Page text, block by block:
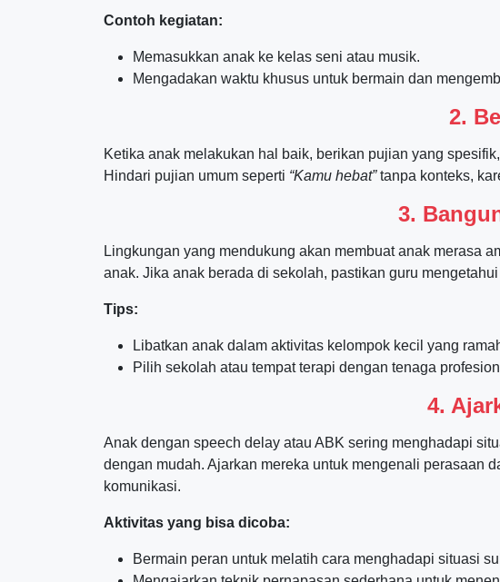
Contoh kegiatan:
Memasukkan anak ke kelas seni atau musik.
Mengadakan waktu khusus untuk bermain dan
2.
Ketika anak melakukan hal baik, berikan pujian yang
Hindari pujian umum seperti “Kamu hebat”tanpa konteks,
3.
Lingkungan yang mendukung akan membuat anak merasa
anak. Jika anak berada di sekolah, pastikan guru
Tips:
Libatkan anak dalam aktivitas kelompok kecil yang
Pilih sekolah atau tempat terapi dengan tenaga
4.
Anak dengan speech delay atau ABK sering menghadapi
dengan mudah. Ajarkan mereka untuk mengenali perasaan
komunikasi.
Aktivitas yang bisa dicoba:
Bermain peran untuk melatih cara menghadapi situasi